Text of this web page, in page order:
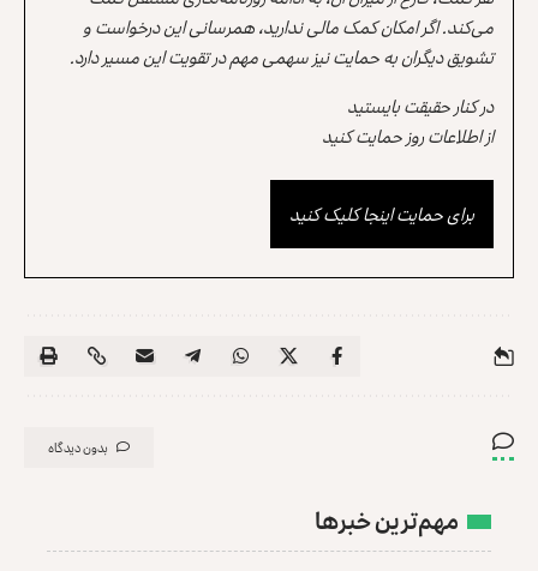
می‌کند. اگر امکان کمک مالی ندارید، همرسانی این درخواست و
تشویق دیگران به حمایت نیز سهمی مهم در تقویت این مسیر دارد.
در کنار حقیقت بایستید
از اطلاعات روز حمایت کنید
برای حمایت اینجا کلیک کنید
بدون دیدگاه
مهم‌ترین خبرها